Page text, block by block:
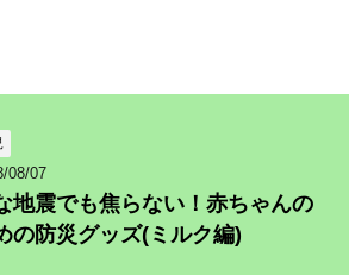
08/07
地震でも焦らない！赤ちゃんの
の防災グッズ(ミルク編)